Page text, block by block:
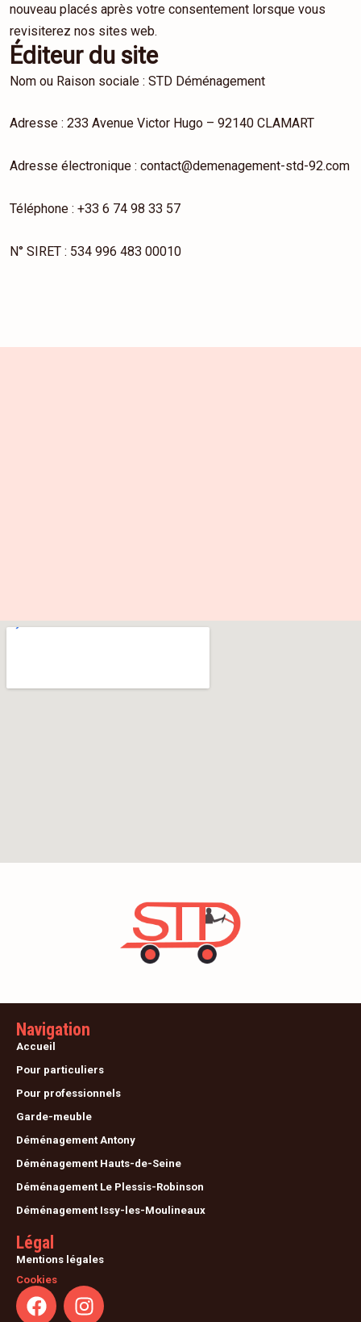
nouveau placés après votre consentement lorsque vous
revisiterez nos sites web.
Éditeur du site
Nom ou Raison sociale : STD Déménagement
Adresse : 233 Avenue Victor Hugo – 92140 CLAMART
Adresse électronique : contact@demenagement-std-92.com
Téléphone : +33 6 74 98 33 57
N° SIRET : 534 996 483 00010
Navigation
Accueil
Pour particuliers
Pour professionnels
Garde-meuble
Déménagement Antony
Déménagement Hauts-de-Seine
Déménagement Le Plessis-Robinson
Déménagement Issy-les-Moulineaux
Légal
Mentions légales
Cookies
F
a
I
n